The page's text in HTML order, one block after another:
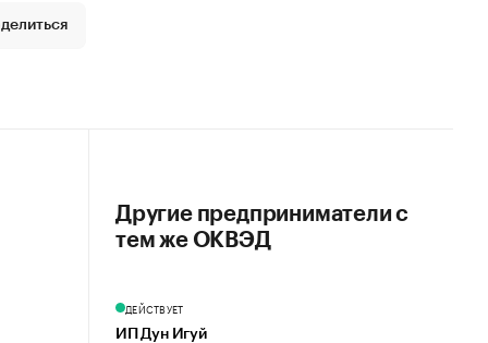
Другие предприниматели с
тем же ОКВЭД
ДЕЙСТВУЕТ
ИП Дун Игуй